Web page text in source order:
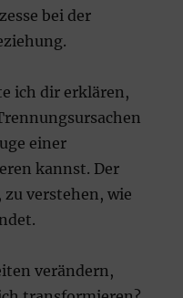
bei der
ich dir erklären,
einer
kannst. Der
verstehen, wie
verändern,